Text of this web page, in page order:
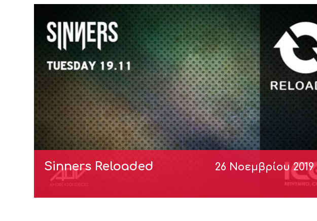
Sinners Reloaded 26 Νοεμβρίου 2019